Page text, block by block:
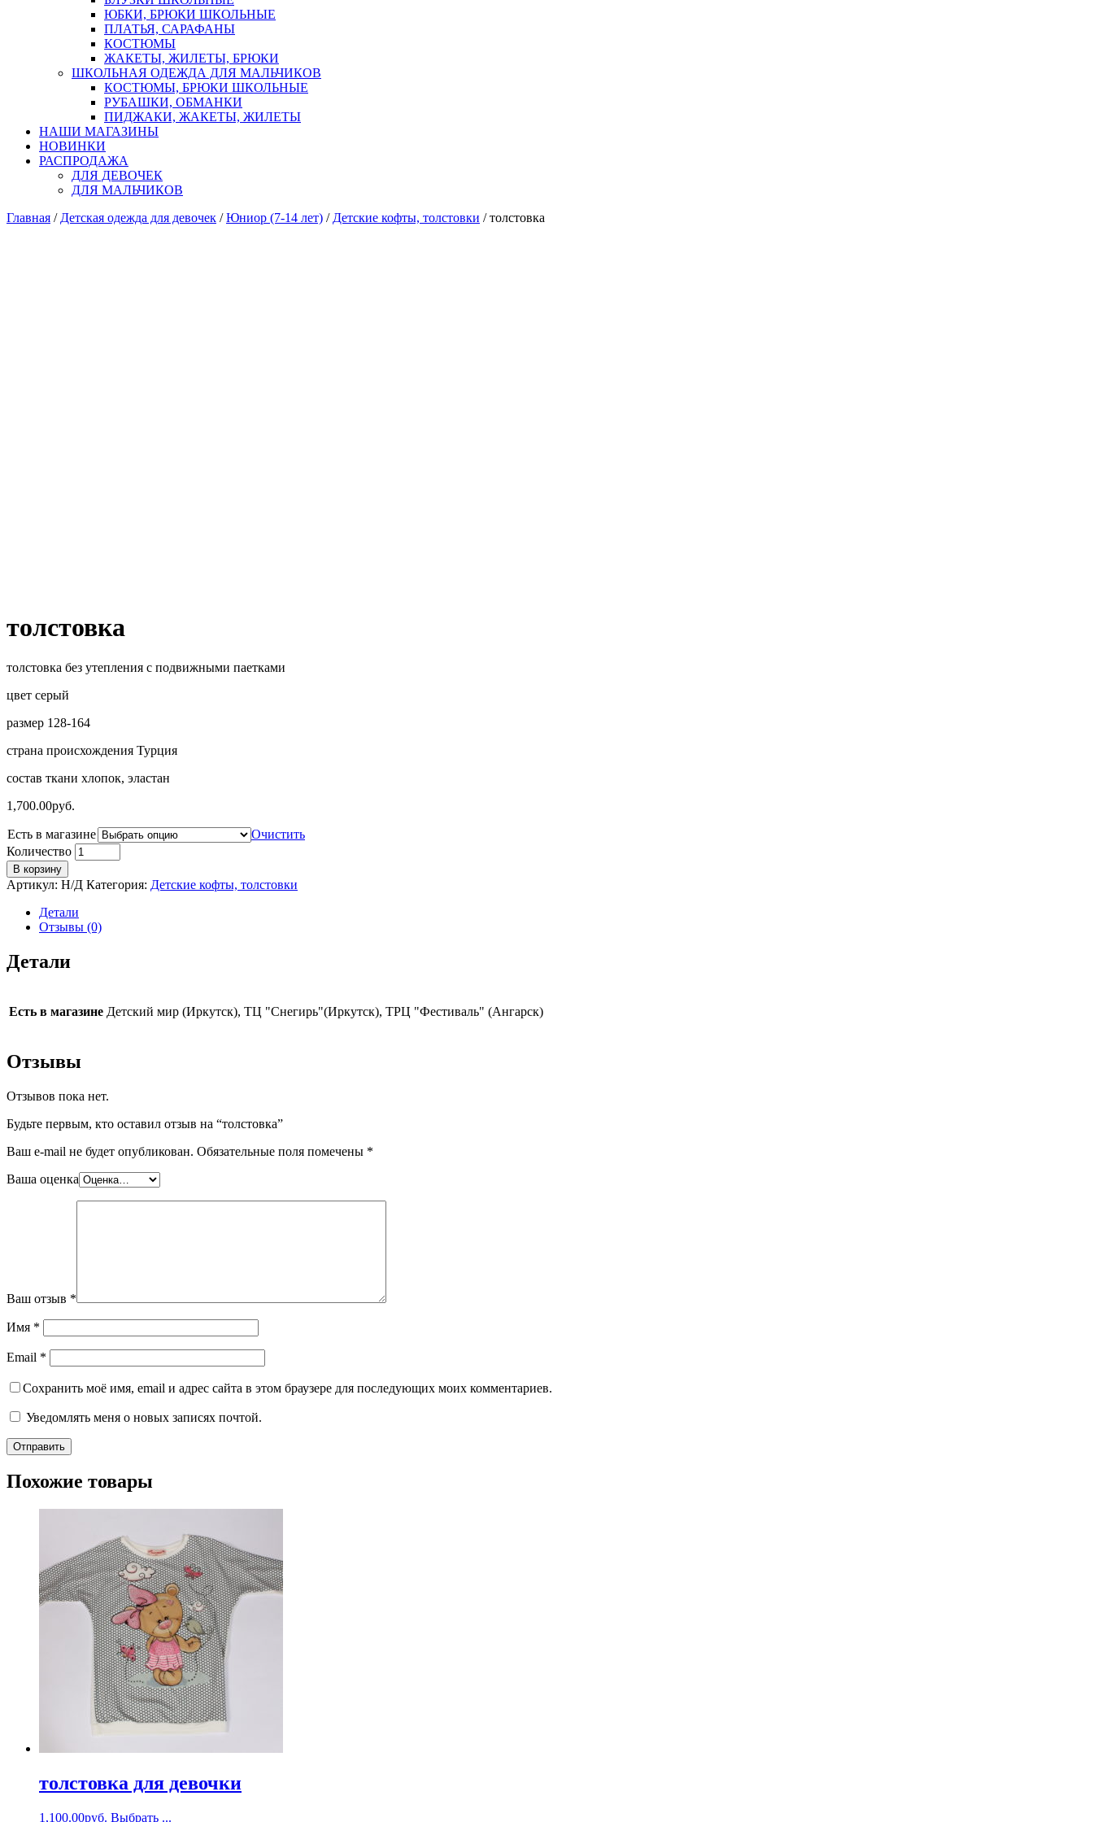
ЮБКИ, БРЮКИ ШКОЛЬНЫЕ
ПЛАТЬЯ, САРАФАНЫ
КОСТЮМЫ
ЖАКЕТЫ, ЖИЛЕТЫ, БРЮКИ
ШКОЛЬНАЯ ОДЕЖДА ДЛЯ МАЛЬЧИКОВ
КОСТЮМЫ, БРЮКИ ШКОЛЬНЫЕ
РУБАШКИ, ОБМАНКИ
ПИДЖАКИ, ЖАКЕТЫ, ЖИЛЕТЫ
НАШИ МАГАЗИНЫ
НОВИНКИ
РАСПРОДАЖА
ДЛЯ ДЕВОЧЕК
ДЛЯ МАЛЬЧИКОВ
Главная / Детская одежда для девочек /Юниор (7-14 лет) / Детские кофты, толстовки / толстовка
толстовка
толстовка без утепления с подвижными паетками
цвет серый
размер 128-164
страна происхождения Турция
состав ткани хлопок, эластан
1,700.00руб.
Есть в магазине
Очистить
Количество
В корзину
Артикул: Н/Д Категория: Детские кофты, толстовки
Детали
Отзывы (0)
Детали
Есть в магазине Детский мир (Иркутск), ТЦ "Снегирь"(Иркутск), ТРЦ "Фестиваль" (Ангарск)
Отзывы
Отзывов пока нет.
Будьте первым, кто оставил отзыв на “толстовка”
Ваш e-mail не будет опубликован. Обязательные поля помечены *
Ваша оценка
Ваш отзыв *
Имя *
Email *
Сохранить моё имя, email и адрес сайта в этом браузере для последующих моих комментариев.
Уведомлять меня о новых записях почтой.
Похожие товары
толстовка для девочки
1,100.00руб. Выбрать ...